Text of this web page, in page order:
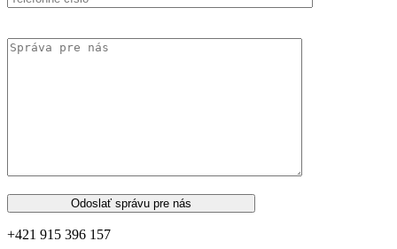
Odoslať správu pre nás
+421 915 396 157